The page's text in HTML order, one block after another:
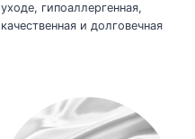
уходе, гипоаллергенная,
качественная и долговечная